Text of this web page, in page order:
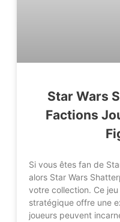
Star Wars
Factions
Si vous êtes fan de
alors Star Wars
votre collection. Ce
stratégique offre une
joueurs peuvent